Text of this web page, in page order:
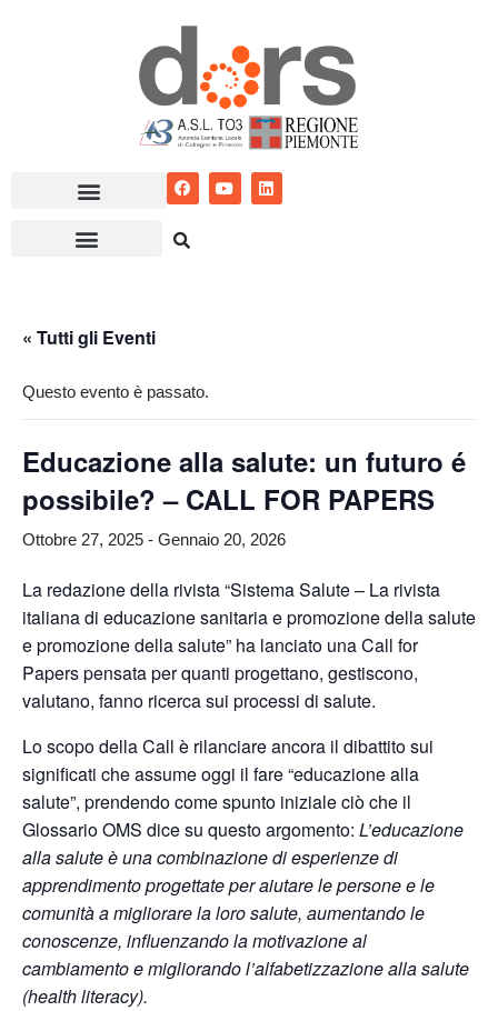
« Tutti gli Eventi
Questo evento è passato.
Educazione alla salute: un futuro é
possibile? – CALL FOR PAPERS
Ottobre 27, 2025 - Gennaio 20, 2026
La redazione della rivista “Sistema Salute – La rivista
italiana di educazione sanitaria e promozione della salute
e promozione della salute” ha lanciato una Call for
Papers pensata per quanti progettano, gestiscono,
valutano, fanno ricerca sui processi di salute.
Lo scopo della Call è rilanciare ancora il dibattito sui
significati che assume oggi il fare “educazione alla
salute”, prendendo come spunto iniziale ciò che il
Glossario OMS dice su questo argomento: L’educazione
alla salute è una combinazione di esperienze di
apprendimento progettate per aiutare le persone e le
comunità a migliorare la loro salute, aumentando le
conoscenze, influenzando la motivazione al
cambiamento e migliorando l’alfabetizzazione alla salute
(health literacy).